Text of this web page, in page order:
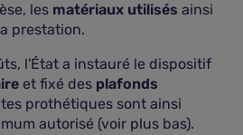
les matériaux utilisés ainsi
prestation.
l'État a instauré le dispositif
et fixé des plafonds
prothétiques sont ainsi
autorisé (voir plus bas).